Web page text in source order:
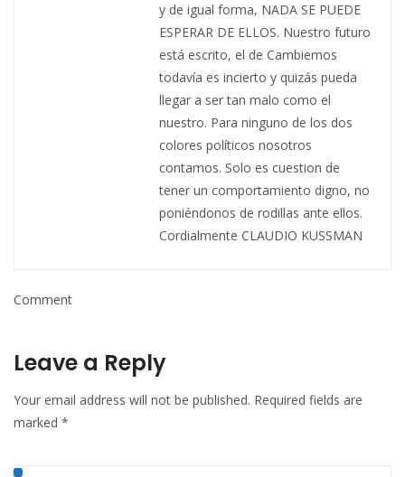
y de igual forma, NADA SE PUEDE
ESPERAR DE ELLOS. Nuestro futuro
está escrito, el de Cambiemos
todavía es incierto y quizás pueda
llegar a ser tan malo como el
nuestro. Para ninguno de los dos
colores políticos nosotros
contamos. Solo es cuestion de
tener un comportamiento digno, no
poniéndonos de rodillas ante ellos.
Cordialmente CLAUDIO KUSSMAN
Comment
Leave a Reply
Your email address will not be published. Required fields are
marked *